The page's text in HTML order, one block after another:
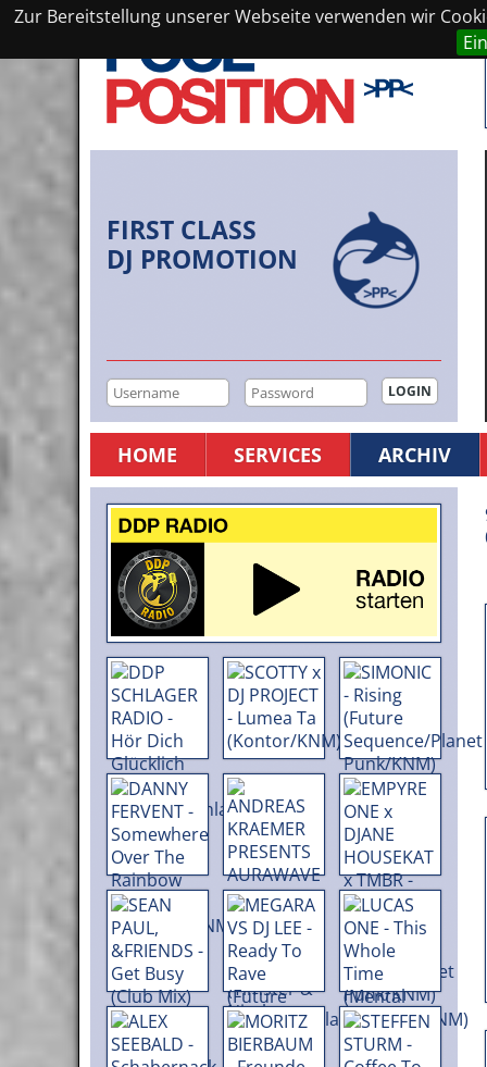
Zur Bereitstellung unserer Webseite verwenden wir
FIRST CLASS
DJ PROMOTION
HOME SERVICES ARCHIV